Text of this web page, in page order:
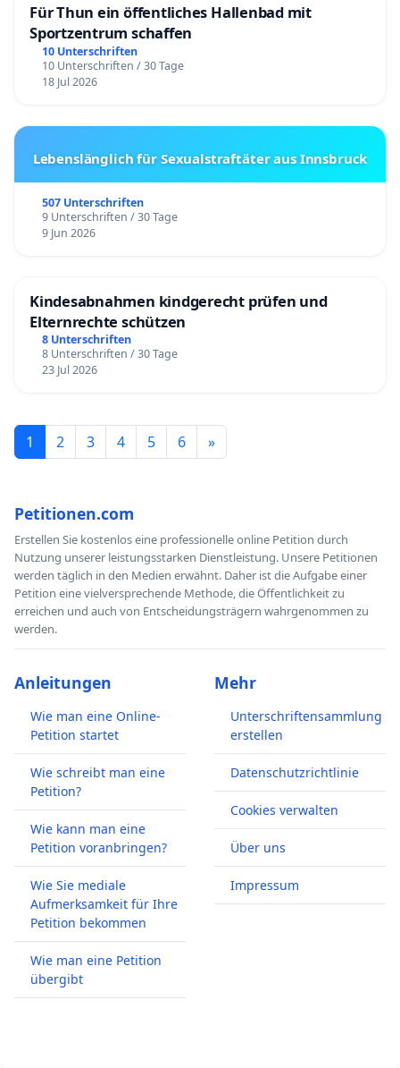
Für Thun ein öffentliches Hallenbad mit
Sportzentrum schaffen
10 Unterschriften
10 Unterschriften / 30 Tage
18 Jul 2026
Lebenslänglich für Sexualstraftäter aus Innsbruck
507 Unterschriften
9 Unterschriften / 30 Tage
9 Jun 2026
Kindesabnahmen kindgerecht prüfen und
Elternrechte schützen
8 Unterschriften
8 Unterschriften / 30 Tage
23 Jul 2026
1 2 3 4 5 6 »
Petitionen.com
Erstellen Sie kostenlos eine professionelle online Petition durch
Nutzung unserer leistungsstarken Dienstleistung. Unsere Petitionen
werden täglich in den Medien erwähnt. Daher ist die Aufgabe einer
Petition eine vielversprechende Methode, die Öffentlichkeit zu
erreichen und auch von Entscheidungsträgern wahrgenommen zu
werden.
Anleitungen
Wie man eine Online-
Petition startet
Wie schreibt man eine
Petition?
Wie kann man eine
Petition voranbringen?
Wie Sie mediale
Aufmerksamkeit für Ihre
Petition bekommen
Wie man eine Petition
übergibt
Mehr
Unterschriftensammlung
erstellen
Datenschutzrichtlinie
Cookies verwalten
Über uns
Impressum